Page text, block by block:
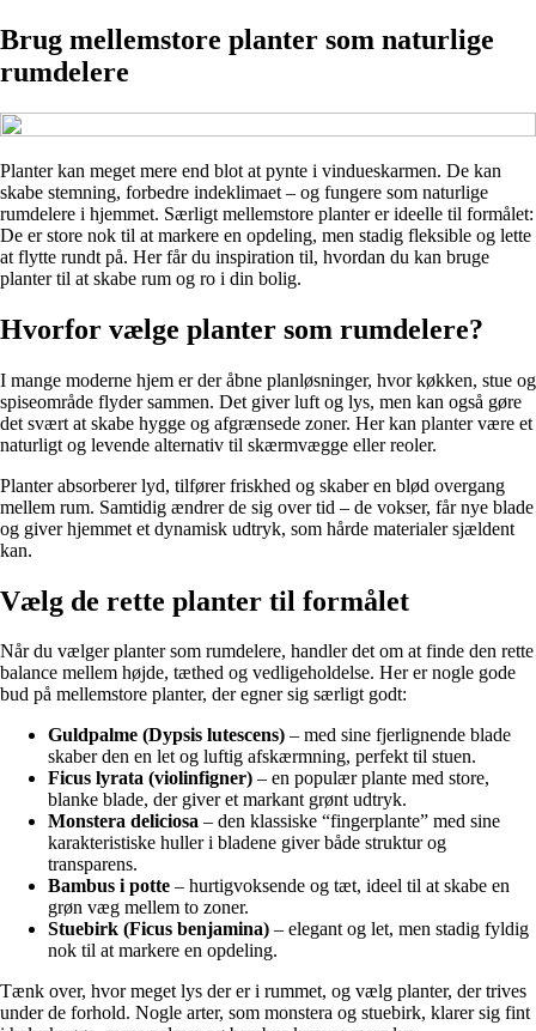
Brug mellemstore planter som naturlige
rumdelere
Planter kan meget mere end blot at pynte i vindueskarmen. De kan
skabe stemning, forbedre indeklimaet – og fungere som naturlige
rumdelere i hjemmet. Særligt mellemstore planter er ideelle til formålet:
De er store nok til at markere en opdeling, men stadig fleksible og lette
at flytte rundt på. Her får du inspiration til, hvordan du kan bruge
planter til at skabe rum og ro i din bolig.
Hvorfor vælge planter som rumdelere?
I mange moderne hjem er der åbne planløsninger, hvor køkken, stue og
spiseområde flyder sammen. Det giver luft og lys, men kan også gøre
det svært at skabe hygge og afgrænsede zoner. Her kan planter være et
naturligt og levende alternativ til skærmvægge eller reoler.
Planter absorberer lyd, tilfører friskhed og skaber en blød overgang
mellem rum. Samtidig ændrer de sig over tid – de vokser, får nye blade
og giver hjemmet et dynamisk udtryk, som hårde materialer sjældent
kan.
Vælg de rette planter til formålet
Når du vælger planter som rumdelere, handler det om at finde den rette
balance mellem højde, tæthed og vedligeholdelse. Her er nogle gode
bud på mellemstore planter, der egner sig særligt godt:
Guldpalme (Dypsis lutescens) – med sine fjerlignende blade
skaber den en let og luftig afskærmning, perfekt til stuen.
Ficus lyrata (violinfigner) – en populær plante med store,
blanke blade, der giver et markant grønt udtryk.
Monstera deliciosa – den klassiske “fingerplante” med sine
karakteristiske huller i bladene giver både struktur og
transparens.
Bambus i potte – hurtigvoksende og tæt, ideel til at skabe en
grøn væg mellem to zoner.
Stuebirk (Ficus benjamina) – elegant og let, men stadig fyldig
nok til at markere en opdeling.
Tænk over, hvor meget lys der er i rummet, og vælg planter, der trives
under de forhold. Nogle arter, som monstera og stuebirk, klarer sig fint